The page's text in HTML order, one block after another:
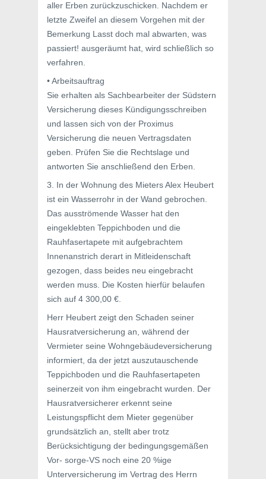
aller Erben zurückzuschicken. Nachdem er
letzte Zweifel an diesem Vorgehen mit der
Bemerkung Lasst doch mal abwarten, was
passiert! ausgeräumt hat, wird schließlich so
verfahren.
• Arbeitsauftrag
Sie erhalten als Sachbearbeiter der Südstern
Versicherung dieses Kündigungsschreiben
und lassen sich von der Proximus
Versicherung die neuen Vertragsdaten
geben. Prüfen Sie die Rechtslage und
antworten Sie anschließend den Erben.
3. In der Wohnung des Mieters Alex Heubert
ist ein Wasserrohr in der Wand gebrochen.
Das ausströmende Wasser hat den
eingeklebten Teppichboden und die
Rauhfasertapete mit aufgebrachtem
Innenanstrich derart in Mitleidenschaft
gezogen, dass beides neu eingebracht
werden muss. Die Kosten hierfür belaufen
sich auf 4 300,00 €.
Herr Heubert zeigt den Schaden seiner
Hausratversicherung an, während der
Vermieter seine Wohngebäudeversicherung
informiert, da der jetzt auszutauschende
Teppichboden und die Rauhfasertapeten
seinerzeit von ihm eingebracht wurden. Der
Hausratversicherer erkennt seine
Leistungspflicht dem Mieter gegenüber
grundsätzlich an, stellt aber trotz
Berücksichtigung der bedingungsgemäßen
Vor- sorge-VS noch eine 20 %ige
Unterversicherung im Vertrag des Herrn